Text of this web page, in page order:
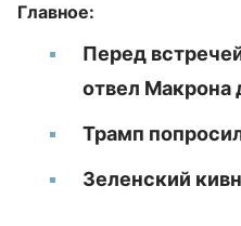
Главное:
Перед
отвел Макрона
Трамп
Зеленский